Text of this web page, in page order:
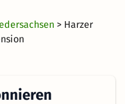
> Harzer